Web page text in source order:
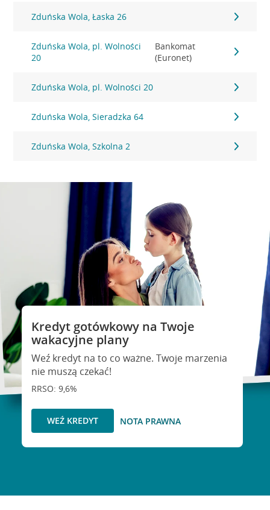
Zduńska Wola, Łaska 26
Zduńska Wola, pl. Wolności
20
Bankomat
(Euronet)
Zduńska Wola, pl. Wolności 20
Zduńska Wola, Sieradzka 64
Zduńska Wola, Szkolna 2
Kredyt gotówkowy na Twoje
wakacyjne plany
Weź kredyt na to co ważne. Twoje marzenia
nie muszą czekać!
RRSO: 9,6%
WEŹ KREDYT NOTA PRAWNA